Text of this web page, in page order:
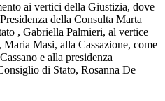
ai vertici della Giustizia, dove
della Consulta Marta
, Gabriella Palmieri, al vertice
Masi, alla Cassazione, come
e alla presidenza
di Stato, Rosanna De